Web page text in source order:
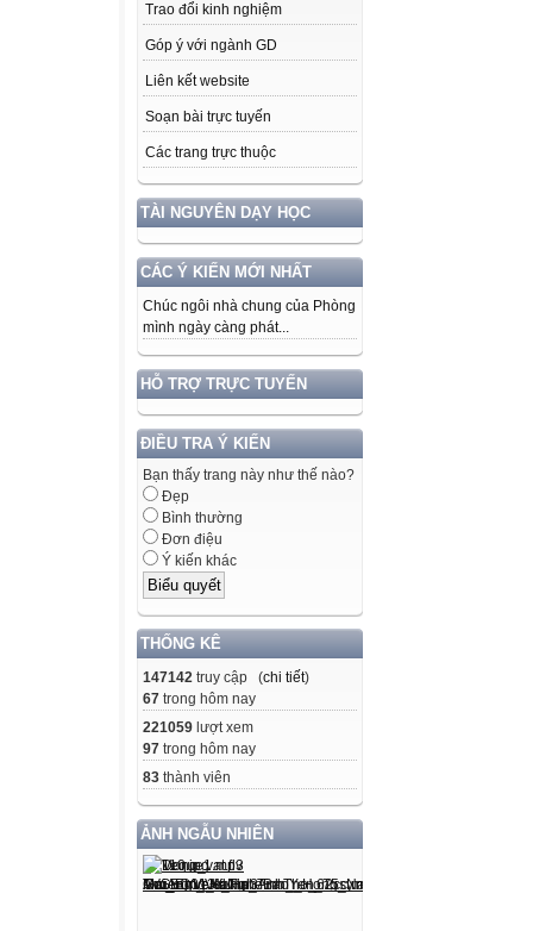
Trao đổi kinh nghiệm
Góp ý với ngành GD
Liên kết website
Soạn bài trực tuyến
Các trang trực thuộc
TÀI NGUYÊN DẠY HỌC
CÁC Ý KIẾN MỚI NHẤT
Chúc ngôi nhà chung của Phòng
mình ngày càng phát...
HỖ TRỢ TRỰC TUYẾN
ĐIỀU TRA Ý KIẾN
Bạn thấy trang này như thế nào?
Đẹp
Bình thường
Đơn điệu
Ý kiến khác
THỐNG KÊ
147142 truy cập (chi tiết)
67 trong hôm nay
221059 lượt xem
97 trong hôm nay
83 thành viên
ẢNH NGẪU NHIÊN